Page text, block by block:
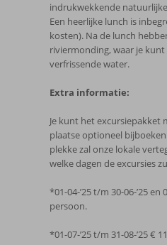
indrukwekkende
Een heerlijke lunch is
kosten). Na de lunch
riviermonding, waar je
verfrissende water.
Extra informatie:
Je kunt het excursiepakket
plaatse optioneel
plekke zal onze lokale
welke dagen de excursies
*01-04-’25 t/m 30-06-’25 en
persoon.
*01-07-’25 t/m 31-08-’25 €